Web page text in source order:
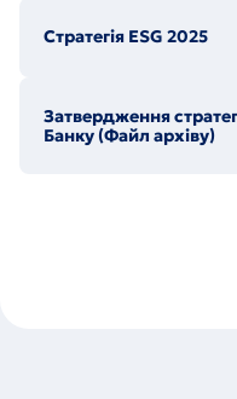
Стратегія ESG 2025
Затвердження
Банку (Файл архіву)